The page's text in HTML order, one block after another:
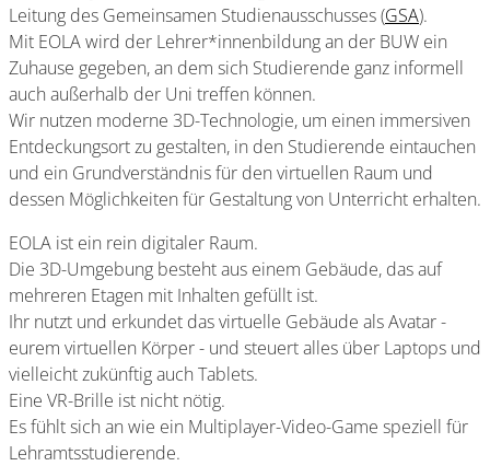
Leitung des Gemeinsamen Studienausschusses (GSA).
Mit EOLA wird der Lehrer*innenbildung an der BUW ein
Zuhause gegeben, an dem sich Studierende ganz informell
auch außerhalb der Uni treffen können.
Wir nutzen moderne 3D-Technologie, um einen immersiven
Entdeckungsort zu gestalten, in den Studierende eintauchen
und ein Grundverständnis für den virtuellen Raum und
dessen Möglichkeiten für Gestaltung von Unterricht erhalten.
EOLA ist ein rein digitaler Raum.
Die 3D-Umgebung besteht aus einem Gebäude, das auf
mehreren Etagen mit Inhalten gefüllt ist.
Ihr nutzt und erkundet das virtuelle Gebäude als Avatar -
eurem virtuellen Körper - und steuert alles über Laptops und
vielleicht zukünftig auch Tablets.
Eine VR-Brille ist nicht nötig.
Es fühlt sich an wie ein Multiplayer-Video-Game speziell für
Lehramtsstudierende.